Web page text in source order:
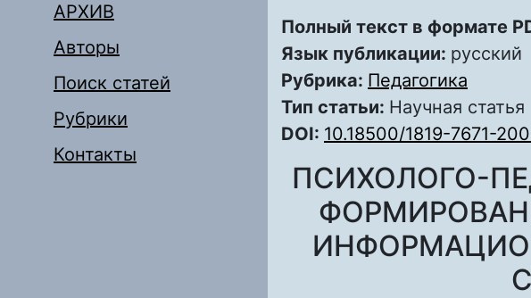
АРХИВ
Авторы
Поиск статей
Рубрики
Контакты
Полный текст в формате
Язык публикации: русский
Рубрика: Педагогика
Тип статьи: Научная статья
DOI: 10.18500/1819-7671-
ПСИХОЛОГО-